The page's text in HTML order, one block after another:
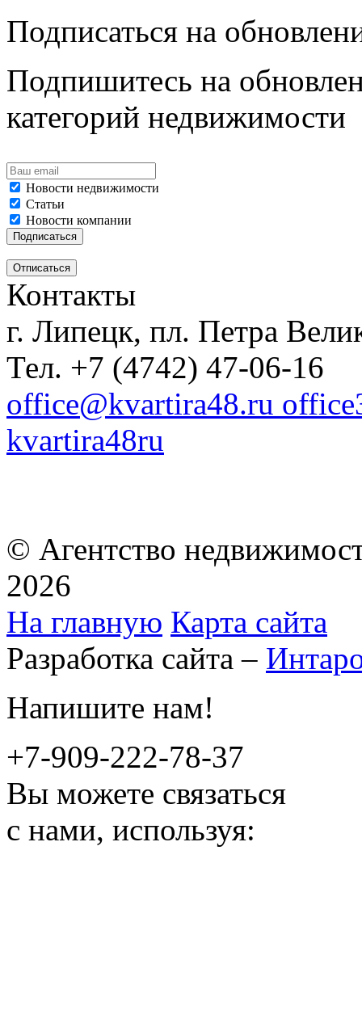
Подписаться на
Подпишитесь на
категорий недвижимости
Новости недвижимости
Статьи
Новости компании
Контакты
г. Липецк, пл. Петра
Тел. +7 (4742) 47-06-16
office@kvartira48.ru
kvartira48ru
© Агентство
2026
На главную Карта сайта
Разработка сайта –
Напишите нам!
+7-909-222-78-37
Вы можете связаться
с нами, используя: